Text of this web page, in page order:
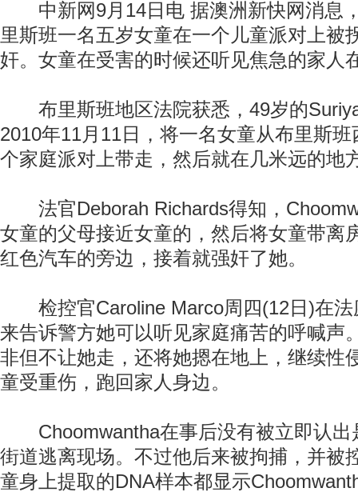
中新网9月14日电 据澳洲新快网消息
里斯班一名五岁女童在一个儿童派对上被
奸。女童在受害的时候还听见焦急的家人
布里斯班地区法院获悉，49岁的
2010年11月11日，将一名女童从布里斯
个家庭派对上带走，然后就在几米远的地
法官Deborah Richards得知，
女童的父母接近女童的，然后将女童带离
红色汽车的旁边，接着就强奸了她。
检控官Caroline Marco周四(12日)在法
来告诉警方她可以听见家庭痛苦的呼喊声
非但不让她走，还将她摁在地上，继续性
童受重伤，跑回家人身边。
Choomwantha在事后没有被立即认出
街道逃离现场。不过他后来被拘捕，并被
童身上提取的DNA样本都显示